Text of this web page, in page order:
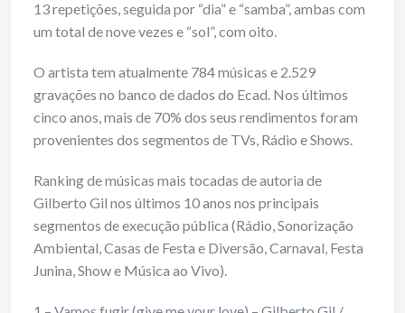
13 repetições, seguida por “dia” e “samba”, ambas com
um total de nove vezes e “sol”, com oito.
O artista tem atualmente 784 músicas e 2.529
gravações no banco de dados do Ecad. Nos últimos
cinco anos, mais de 70% dos seus rendimentos foram
provenientes dos segmentos de TVs, Rádio e Shows.
Ranking de músicas mais tocadas de autoria de
Gilberto Gil nos últimos 10 anos nos principais
segmentos de execução pública (Rádio, Sonorização
Ambiental, Casas de Festa e Diversão, Carnaval, Festa
Junina, Show e Música ao Vivo).